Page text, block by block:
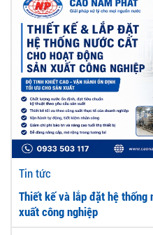
Tin tức
Thiết kế và lắp đặt hệ
xuất công nghiệp